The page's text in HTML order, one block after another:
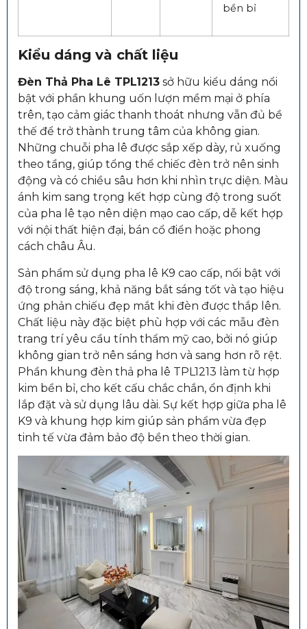
bền bỉ
Kiểu dáng và chất liệu
Đèn Thả Pha Lê TPL1213 sở hữu kiểu dáng nổi
bật với phần khung uốn lượn mềm mại ở phía
trên, tạo cảm giác thanh thoát nhưng vẫn đủ bề
thế để trở thành trung tâm của không gian.
Những chuỗi pha lê được sắp xếp dày, rủ xuống
theo tầng, giúp tổng thể chiếc đèn trở nên sinh
động và có chiều sâu hơn khi nhìn trực diện. Màu
ánh kim sang trọng kết hợp cùng độ trong suốt
của pha lê tạo nên diện mạo cao cấp, dễ kết hợp
với nội thất hiện đại, bán cổ điển hoặc phong
cách châu Âu.
Sản phẩm sử dụng pha lê K9 cao cấp, nổi bật với
độ trong sáng, khả năng bắt sáng tốt và tạo hiệu
ứng phản chiếu đẹp mắt khi đèn được thắp lên.
Chất liệu này đặc biệt phù hợp với các mẫu đèn
trang trí yêu cầu tính thẩm mỹ cao, bởi nó giúp
không gian trở nên sáng hơn và sang hơn rõ rệt.
Phần khung đèn thả pha lê TPL1213 làm từ hợp
kim bền bỉ, cho kết cấu chắc chắn, ổn định khi
lắp đặt và sử dụng lâu dài. Sự kết hợp giữa pha lê
K9 và khung hợp kim giúp sản phẩm vừa đẹp
tinh tế vừa đảm bảo độ bền theo thời gian.